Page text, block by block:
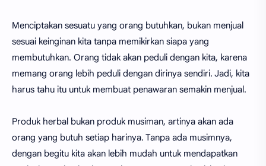
Menciptakan sesuatu yang orang butuhkan, bukan menjual
sesuai keinginan kita tanpa memikirkan siapa yang
membutuhkan. Orang tidak akan peduli dengan kita, karena
memang orang lebih peduli dengan dirinya sendiri. Jadi, kita
harus tahu itu untuk membuat penawaran semakin menjual.
Produk herbal bukan produk musiman, artinya akan ada
orang yang butuh setiap harinya. Tanpa ada musimnya,
dengan begitu kita akan lebih mudah untuk mendapatkan